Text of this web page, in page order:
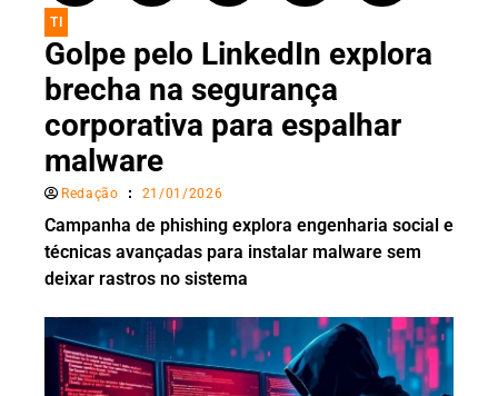
TI
Golpe pelo LinkedIn explora
brecha na segurança
corporativa para espalhar
malware
Redação 21/01/2026
Campanha de phishing explora engenharia social e
técnicas avançadas para instalar malware sem
deixar rastros no sistema